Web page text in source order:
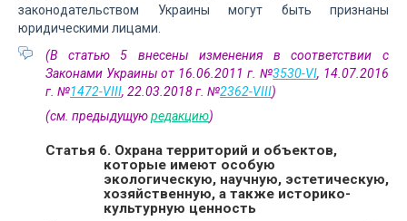
законодательством Украины могут быть признаны
юридическими лицами.
(В статью 5 внесены изменения в соответствии с
Законами Украины от 16.06.2011 г. №3530-VI, 14.07.2016
г. №1472-VIII, 22.03.2018 г. №2362-VIII)
(см. предыдущуюредакцию)
Статья 6. Охрана территорий и объектов,
которые имеют особую
экологическую, научную, эстетическую,
хозяйственную, а также историко-
культурную ценность